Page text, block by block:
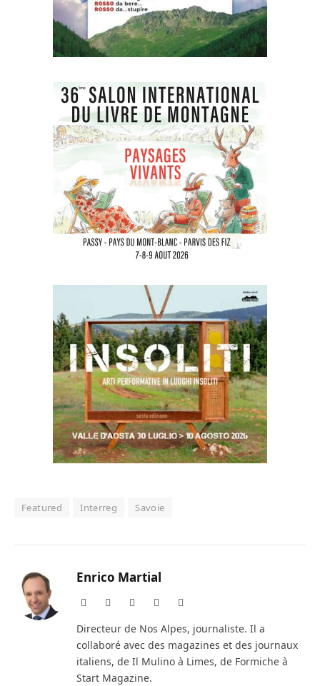
Featured Interreg Savoie
Enrico Martial
Website Facebook Instagram
Directeur de Nos Alpes, journaliste. Il a
collaboré avec des magazines et des journaux
italiens, de Il Mulino à Limes, de Formiche à
Start Magazine.